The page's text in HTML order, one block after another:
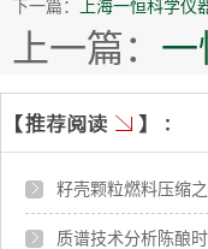
下一篇： 上海一恒科学仪
上一篇： 一
籽壳颗粒燃料压缩
质谱技术分析陈酿